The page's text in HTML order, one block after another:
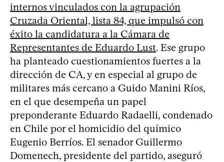
internos vinculados con la agrupación
Cruzada Oriental, lista 84, que impulsó con
éxito la candidatura a la Cámara de
Representantes de Eduardo Lust. Ese grupo
ha planteado cuestionamientos fuertes a la
dirección de CA, y en especial al grupo de
militares más cercano a Guido Manini Ríos,
en el que desempeña un papel
preponderante Eduardo Radaelli, condenado
en Chile por el homicidio del químico
Eugenio Berríos. El senador Guillermo
Domenech, presidente del partido, aseguró